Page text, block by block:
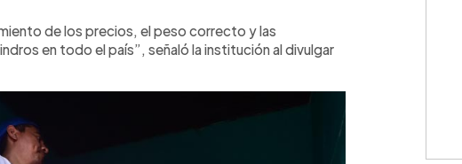
de los precios, el peso correcto y las
en todo el país”, señaló la institución al divulgar